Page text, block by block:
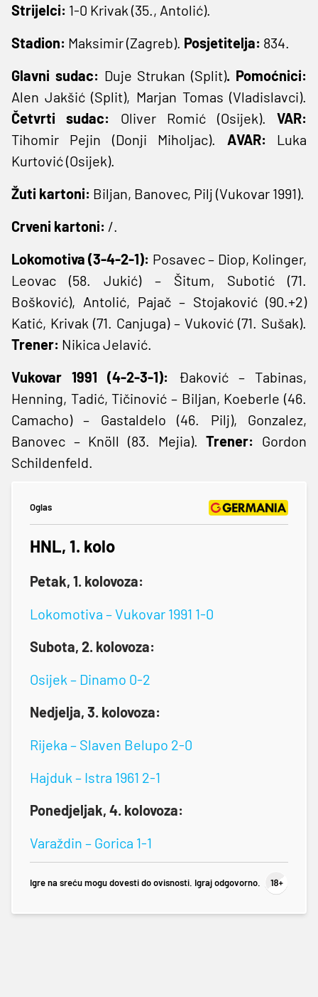
Strijelci: 1-0 Krivak (35., Antolić).
Stadion: Maksimir (Zagreb). Posjetitelja: 834.
Glavni sudac: Duje Strukan (Split). Pomoćnici:
Alen Jakšić (Split), Marjan Tomas (Vladislavci).
Četvrti sudac: Oliver Romić (Osijek).VAR:
Tihomir Pejin (Donji Miholjac). AVAR: Luka
Kurtović (Osijek).
Žuti kartoni: Biljan, Banovec, Pilj (Vukovar 1991).
Crveni kartoni: /.
Lokomotiva (3-4-2-1): Posavec – Diop, Kolinger,
Leovac (58. Jukić) – Šitum, Subotić (71.
Bošković), Antolić, Pajač – Stojaković (90.+2)
Katić, Krivak (71. Canjuga) – Vuković (71. Sušak).
Trener: Nikica Jelavić.
Vukovar 1991 (4-2-3-1): Đaković – Tabinas,
Henning, Tadić, Tičinović – Biljan, Koeberle (46.
Camacho) – Gastaldelo (46. Pilj), Gonzalez,
Banovec – Knöll (83. Mejia).Trener: Gordon
Schildenfeld.
Oglas
HNL, 1. kolo
Petak, 1. kolovoza:
Lokomotiva – Vukovar 1991 1-0
Subota, 2. kolovoza:
Osijek – Dinamo 0-2
Nedjelja, 3. kolovoza:
Rijeka – Slaven Belupo 2-0
Hajduk – Istra 1961 2-1
Ponedjeljak, 4. kolovoza:
Varaždin – Gorica 1-1
Igre na sreću mogu dovesti do ovisnosti. Igraj odgovorno.